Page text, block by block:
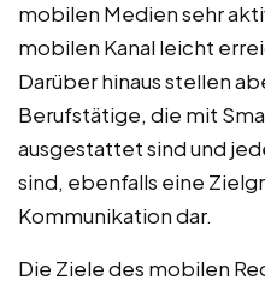
mobilen Medien sehr
mobilen Kanal leicht
Darüber hinaus stellen
Berufstätige, die mit
ausgestattet sind und
sind, ebenfalls eine
Kommunikation dar.
Die Ziele des mobilen